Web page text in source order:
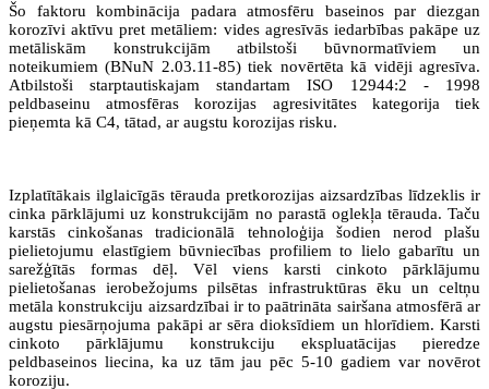
Šo faktoru kombinācija padara atmosfēru baseinos par diezgan
korozīvi aktīvu pret metāliem: vides agresīvās iedarbības pakāpe uz
metāliskām konstrukcijām atbilstoši būvnormatīviem un
noteikumiem (BNuN 2.03.11-85) tiek novērtēta kā vidēji agresīva.
Atbilstoši starptautiskajam standartam ISO 12944:2 - 1998
peldbaseinu atmosfēras korozijas agresivitātes kategorija tiek
pieņemta kā С4, tātad, ar augstu korozijas risku.
Izplatītākais ilglaicīgās tērauda pretkorozijas aizsardzības līdzeklis ir
cinka pārklājumi uz konstrukcijām no parastā oglekļa tērauda. Taču
karstās cinkošanas tradicionālā tehnoloģija šodien nerod plašu
pielietojumu elastīgiem būvniecības profiliem to lielo gabarītu un
sarežģītās formas dēļ. Vēl viens karsti cinkoto pārklājumu
pielietošanas ierobežojums pilsētas infrastruktūras ēku un celtņu
metāla konstrukciju aizsardzībai ir to paātrināta sairšana atmosfērā ar
augstu piesārņojuma pakāpi ar sēra dioksīdiem un hlorīdiem. Karsti
cinkoto pārklājumu konstrukciju ekspluatācijas pieredze
peldbaseinos liecina, ka uz tām jau pēc 5-10 gadiem var novērot
koroziju.